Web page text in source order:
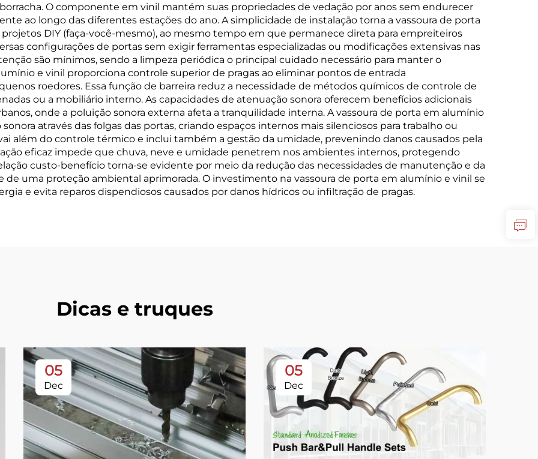
O componente em vinil mantém suas propriedades de vedação por anos sem endurecer
ao longo das diferentes estações do ano. A simplicidade de instalação torna a vassoura de porta
DIY (faça-você-mesmo), ao mesmo tempo em que permanece direta para empreiteiros
configurações de portas sem exigir ferramentas especializadas ou modificações extensivas nas
são mínimos, sendo a limpeza periódica o principal cuidado necessário para manter o
e vinil proporciona controle superior de pragas ao eliminar pontos de entrada
roedores. Essa função de barreira reduz a necessidade de métodos químicos de controle de
ou a mobiliário interno. As capacidades de atenuação sonora oferecem benefícios adicionais
onde a poluição sonora externa afeta a tranquilidade interna. A vassoura de porta em alumínio
através das folgas das portas, criando espaços internos mais silenciosos para trabalho ou
além do controle térmico e inclui também a gestão da umidade, prevenindo danos causados pela
eficaz impede que chuva, neve e umidade penetrem nos ambientes internos, protegendo
custo-benefício torna-se evidente por meio da redução das necessidades de manutenção e da
uma proteção ambiental aprimorada. O investimento na vassoura de porta em alumínio e vinil se
e evita reparos dispendiosos causados por danos hídricos ou infiltração de pragas.
Dicas e truques
05
Dec
05
Dec